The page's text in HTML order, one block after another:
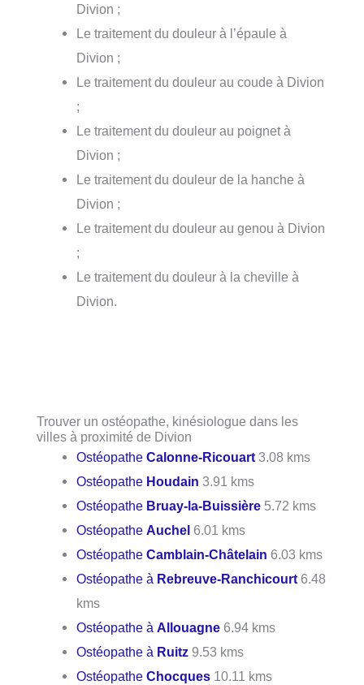
Divion ;
Le traitement du douleur à l’épaule à
Divion ;
Le traitement du douleur au coude à Divion
;
Le traitement du douleur au poignet à
Divion ;
Le traitement du douleur de la hanche à
Divion ;
Le traitement du douleur au genou à Divion
;
Le traitement du douleur à la cheville à
Divion.
Trouver un ostéopathe, kinésiologue dans les
villes à proximité de Divion
OstéopatheCalonne-Ricouart 3.08 kms
Ostéopathe Houdain 3.91 kms
Ostéopathe Bruay-la-Buissière 5.72 kms
OstéopatheAuchel 6.01 kms
OstéopatheCamblain-Châtelain 6.03 kms
Ostéopathe à Rebreuve-Ranchicourt 6.48
kms
Ostéopathe àAllouagne 6.94 kms
Ostéopathe à Ruitz 9.53 kms
OstéopatheChocques 10.11 kms